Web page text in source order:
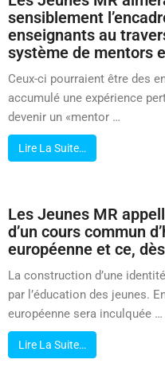
sensiblement
enseignants au
système de mentors
Ceux-ci pourraient être des
accumulé une expérience
devenir un «mentor …
Lire La Suite…
Les Jeunes MR
d’un cours commun
européenne et ce,
La construction d’une
par l’éducation des jeunes.
européenne sera inculquée …
Lire La Suite…